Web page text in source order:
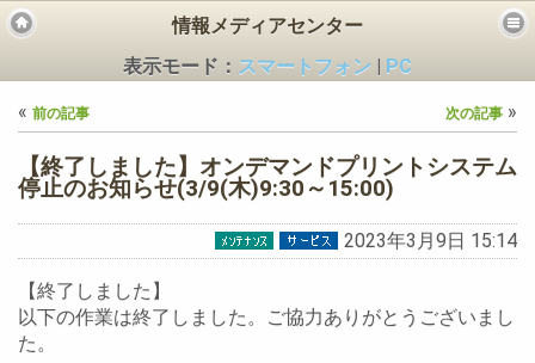
情報メディアセンター
表示モード： スマートフォン
PC
« 前の記事 次の記事 »
【終了しました】オンデマンドプリントシステム
停止のお知らせ(3/9(木)9:30～15:00)
2023年3月9日 15:14
【終了しました】
以下の作業は終了しました。ご協力ありがとうございまし
た。